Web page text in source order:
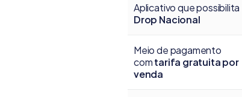
Aplicativo que possibilita
Drop Nacional
Meio de pagamento
comtarifa gratuita por
venda